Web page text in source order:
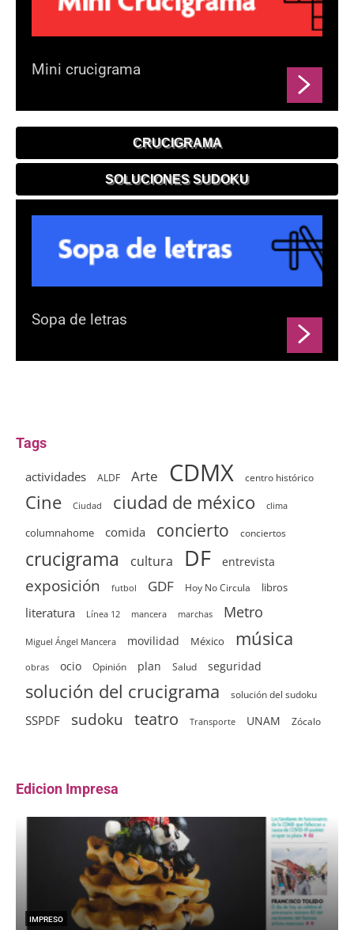
Mini crucigrama
CRUCIGRAMA
SOLUCIONES SUDOKU
Sopa de letras
Tags
actividades ALDF Arte CDMX centro histórico
Cine Ciudad ciudad de méxico clima
columnahome comida concierto conciertos
crucigrama cultura DF entrevista
exposición futbol GDF Hoy No Circula libros
literatura Línea 12 mancera marchas Metro
Miguel Ángel Mancera movilidad México música
obras ocio Opinión plan Salud seguridad
solución del crucigrama solución del sudoku
SSPDF sudoku teatro Transporte UNAM Zócalo
Edicion Impresa
IMPRESO